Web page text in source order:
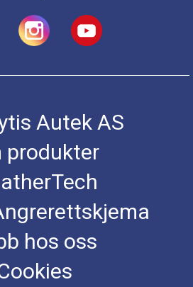
Autek AS
produkter
hos oss